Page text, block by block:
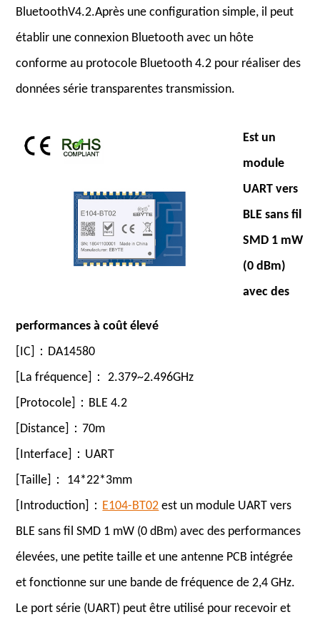
BluetoothV4.2.Après une configuration simple, il peut
établir une connexion Bluetooth avec un hôte
conforme au protocole Bluetooth 4.2 pour réaliser des
données série transparentes transmission.
Est un
module
UART vers
BLE sans fil
SMD 1 mW
(0 dBm)
avec des
performances à coût élevé
[IC]：DA14580
[La fréquence]： 2.379~2.496GHz
[Protocole]：BLE 4.2
[Distance]：70m
[Interface]：UART
[Taille]： 14*22*3mm
[Introduction]： E104-BT02 est un module UART vers
BLE sans fil SMD 1 mW (0 dBm) avec des performances
élevées, une petite taille et une antenne PCB intégrée
et fonctionne sur une bande de fréquence de 2,4 GHz.
Le port série (UART) peut être utilisé pour recevoir et